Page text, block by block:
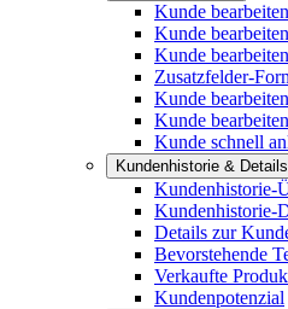
Kunde bearbeiten
Kunde
Kunde
Zusatzfelder-
Kunde
Kunde
Kunde schnell
Kundenhistorie & Details
Kundenhistorie-
Kundenhistorie-
Details zur
Bevorstehende
Verkaufte
Kundenpotenzial